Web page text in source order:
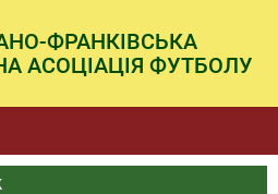
ФРАНКІВСЬКА
АСОЦІАЦІЯ ФУТБОЛУ